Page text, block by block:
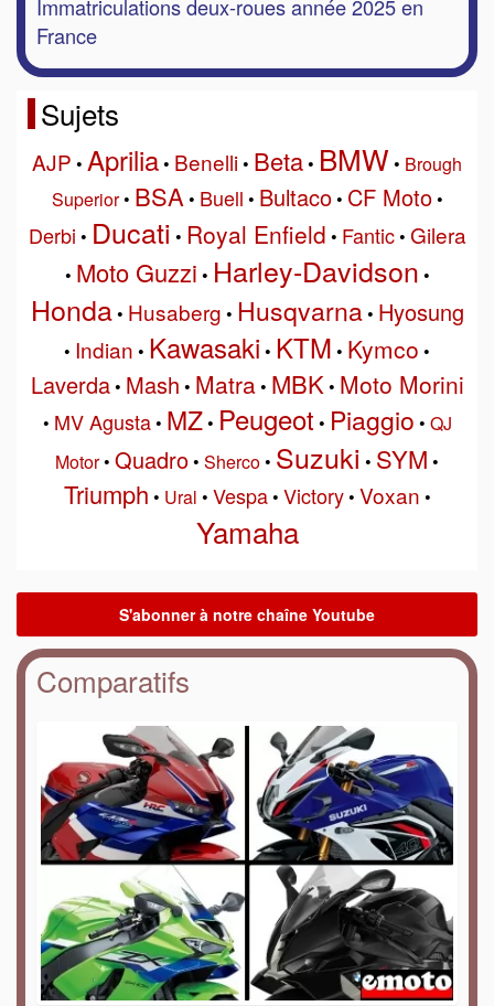
Immatriculations deux-roues année 2025 en
France
Sujets
AJP • Aprilia• Benelli• Beta• BMW • Brough
Superior• BSA• Buell • Bultaco• CF Moto•
Derbi • Ducati • Royal Enfield • Fantic• Gilera
• Moto Guzzi • Harley-Davidson •
Honda• Husaberg • Husqvarna• Hyosung
• Indian • Kawasaki • KTM • Kymco •
Laverda• Mash • Matra• MBK• Moto Morini
• MV Agusta• MZ• Peugeot • Piaggio • QJ
Motor• Quadro• Sherco• Suzuki • SYM •
Triumph • Ural • Vespa• Victory• Voxan •
Yamaha
Comparatifs